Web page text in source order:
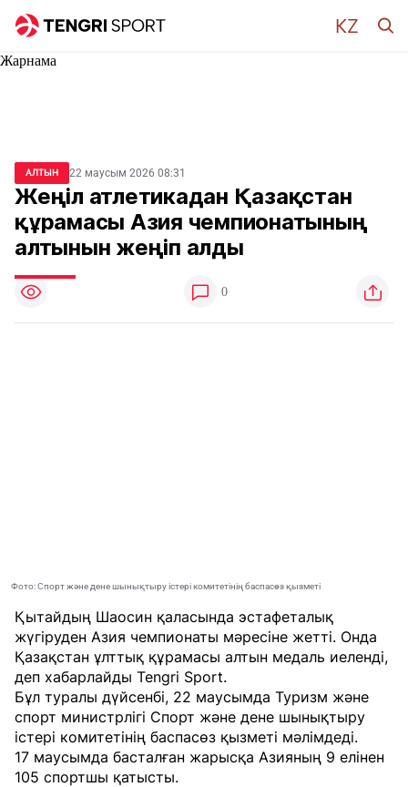
Жарнама
АЛТЫН 22 маусым 2026 08:31
Жеңіл атлетикадан Қазақстан
құрамасы Азия чемпионатының
алтынын жеңіп алды
0
Фото: Спорт және дене шынықтыру істері комитетінің баспасөз қызметі
Қытайдың Шаосин қаласында эстафеталық
жүгіруден Азия чемпионаты мәресіне жетті. Онда
Қазақстан ұлттық құрамасы алтын медаль иеленді,
деп хабарлайды Tengri Sport.
Бұл туралы дүйсенбі, 22 маусымда Туризм және
спорт министрлігі Спорт және дене шынықтыру
істері комитетінің баспасөз қызметі мәлімдеді.
17 маусымда басталған жарысқа Азияның 9 елінен
105 спортшы қатысты.